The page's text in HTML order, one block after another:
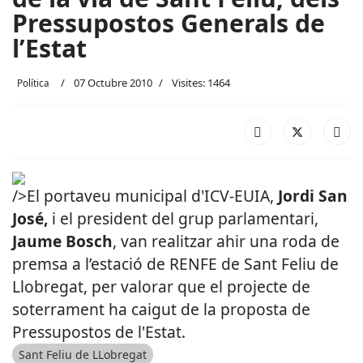
Pressupostos Generals de
l’Estat
Política 07 Octubre 2010 Visites: 1464
/>El portaveu municipal d'ICV-EUIA, Jordi San
José, i el president del grup parlamentari,
Jaume Bosch, van realitzar ahir una roda de
premsa a l’estació de RENFE de Sant Feliu de
Llobregat, per valorar que el projecte de
soterrament ha caigut de la proposta de
Pressupostos de l'Estat.
Sant Feliu de LLobregat